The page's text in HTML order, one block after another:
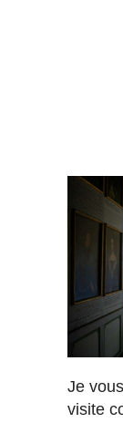
Je
visite